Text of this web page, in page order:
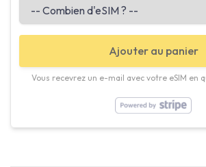
Ajouter au panier
Vous recevrez un e-mail avec votre eSIM en